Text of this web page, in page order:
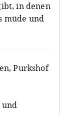
in denen
müde und
Purkshof
und